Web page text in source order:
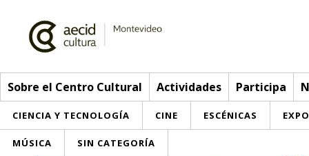
Sobre el Centro Cultural Actividades Participa
CIENCIA Y TECNOLOGÍA CINE ESCÉNICAS
MÚSICA SIN CATEGORÍA